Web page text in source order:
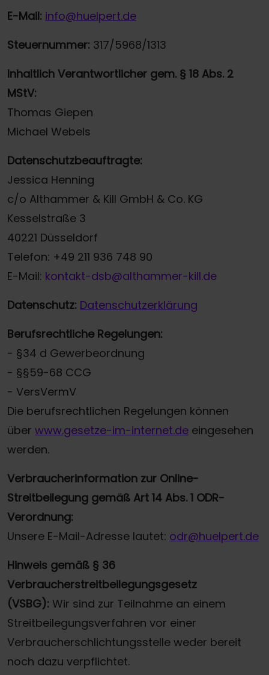
E-Mail: info@huelpert.de
Steuernummer: 317/5968/1313
Inhaltlich Verantwortlicher gem. § 18 Abs. 2
MStV:
Thomas Giepen
Michael Webels
Datenschutzbeauftragte:
Jessica Henning
c/o Althammer & Kill GmbH & Co. KG
Kesselstraße 3
40221 Düsseldorf
Telefon: +49 211 936 748 90
E-Mail: kontakt-dsb@althammer-kill.de
Datenschutz: Datenschutzerklärung
Berufsrechtliche Regelungen:
- §34 d Gewerbeordnung
- §§59-68 CCG
- VersVermV
Die berufsrechtlichen Regelungen können
über www.gesetze-im-internet.de eingesehen
werden.
Verbraucherinformation zur Online-
Streitbeilegung gemäß Art 14 Abs. 1 ODR-
Verordnung:
Unsere E-Mail-Adresse lautet: odr@huelpert.de
Hinweis gemäß § 36
Verbraucherstreitbeilegungsgesetz
(VSBG): Wir sind zur Teilnahme an einem
Streitbeilegungsverfahren vor einer
Verbraucherschlichtungsstelle weder bereit
noch dazu verpflichtet.